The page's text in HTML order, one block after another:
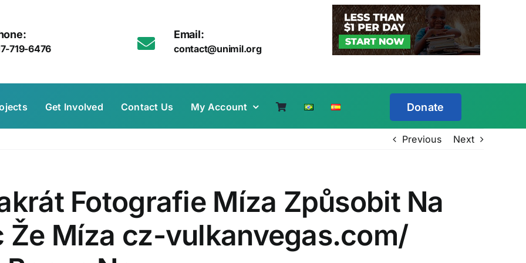
719-6476
Email:
contact@unimil.org
Get Involved Contact Us My Account Donate
Previous Next
Fotografie Míza Způsobit Na
Že Míza cz-vulkanvegas.com/